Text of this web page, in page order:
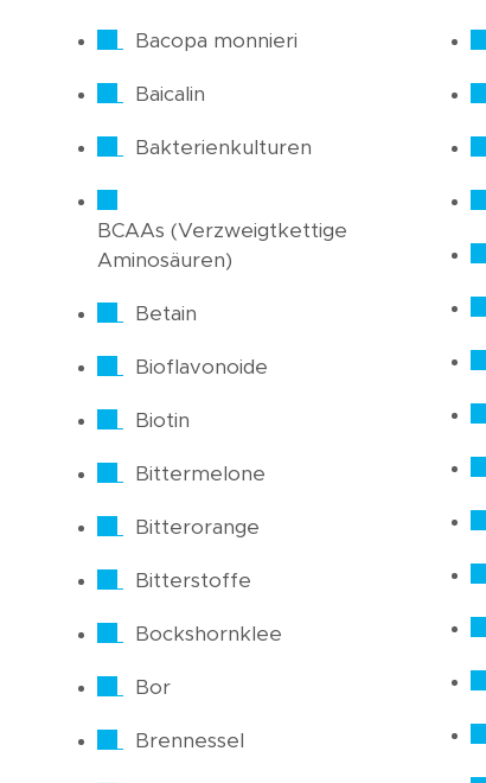
Bacopa monnieri
Baicalin
Bakterienkulturen
BCAAs (Verzweigtkettige
Aminosäuren)
Betain
Bioflavonoide
Biotin
Bittermelone
Bitterorange
Bitterstoffe
Bockshornklee
Bor
Brennessel